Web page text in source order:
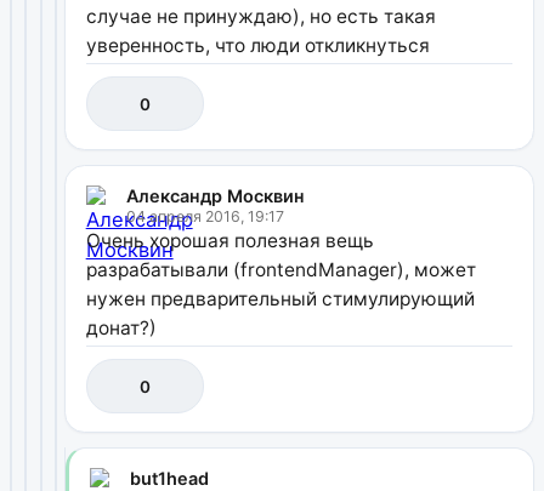
случае не принуждаю), но есть такая
уверенность, что люди откликнуться
0
Александр Москвин
04 апреля 2016, 19:17
Очень хорошая полезная вещь
разрабатывали (frontendManager), может
нужен предварительный стимулирующий
донат?)
0
but1head